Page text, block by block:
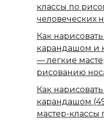
классы по
человеческих
Как
карандашом и
— легкие
рисованию
Как
карандашом
мастер-классы